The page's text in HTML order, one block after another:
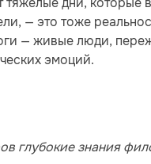
— это тоже
— живые люди,
эмоций.
глубокие знания